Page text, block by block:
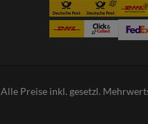
Alle Preise inkl. gesetzl.